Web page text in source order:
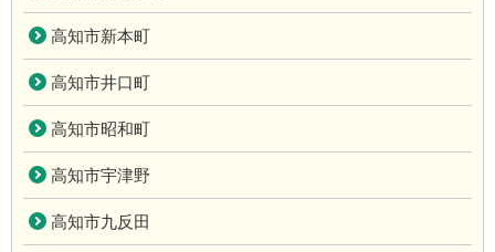
高知市新本町
高知市井口町
高知市昭和町
高知市宇津野
高知市九反田